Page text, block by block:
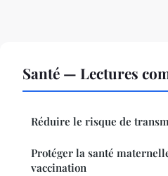
Santé — Lectures
Réduire le risque de
Protéger la santé
vaccination